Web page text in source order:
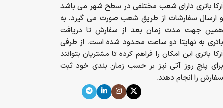
آرکا باتری دارای شعب مختلفی در سطح شهر می باشد
و ارسال سفارشات از طریق شعب صورت می گیرد. به
همین جهت مدت زمان بعد از سفارش تا دریافت
باتری به نهایتا دو ساعت محدود شده است. از طرفی
آرکا باتری این امکان را فراهم کرده تا مشتریان بتوانند
برای پنج روز آتی نیز بر حسب زمان بندی خود ثبت
سفارش را انجام دهند.